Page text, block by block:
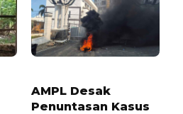
AMPL Desak
Penuntasan Kasus